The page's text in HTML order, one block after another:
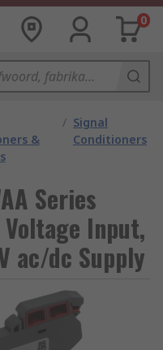
0
&
/ Signal
Conditioners
Series
Input,
ac/dc Supply